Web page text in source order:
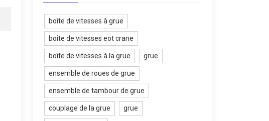
boîte de vitesses à grue
boîte de vitesses eot crane
boîte de vitesses à la grue grue
ensemble de roues de grue
ensemble de tambour de grue
couplage de la grue grue